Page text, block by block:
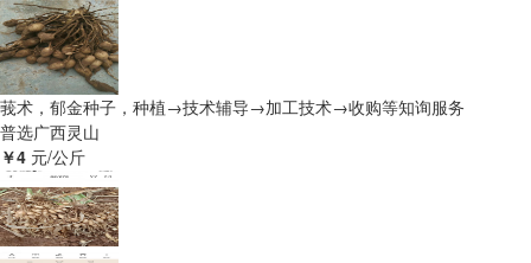
莪术，郁金种子，种植→技术辅导→加工技术→收购等知询服务
普选广西灵山
￥4 元/公斤